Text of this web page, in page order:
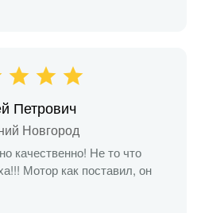
Петрович
Новгород
качественно! Не то что
Мотор как поставил, он